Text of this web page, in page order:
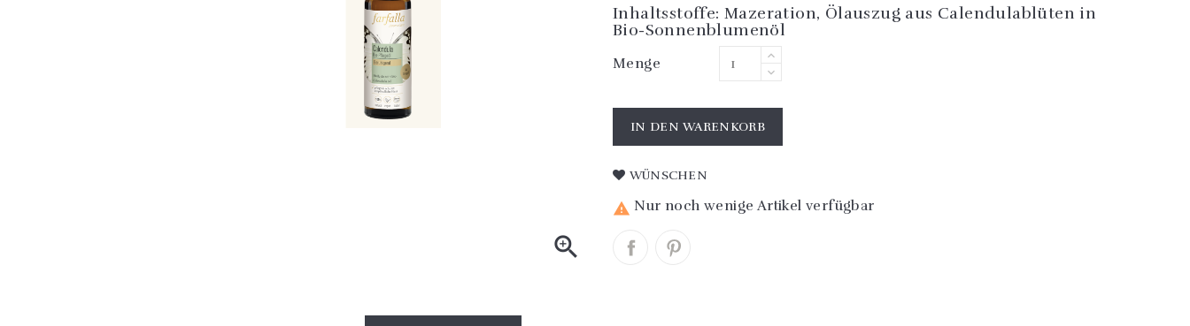

Inhaltsstoffe: Mazeration, Ölauszug aus Calendulablüten in
Bio-Sonnenblumenöl
Menge
IN DEN WARENKORB
WÜNSCHEN
 Nur noch wenige Artikel verfügbar